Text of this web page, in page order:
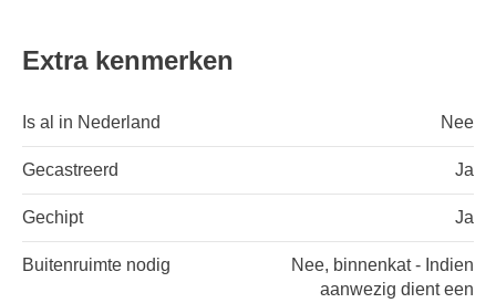
Extra kenmerken
Is al in Nederland Nee
Gecastreerd Ja
Gechipt Ja
Buitenruimte nodig
Nee, binnenkat - Indien
aanwezig dient een